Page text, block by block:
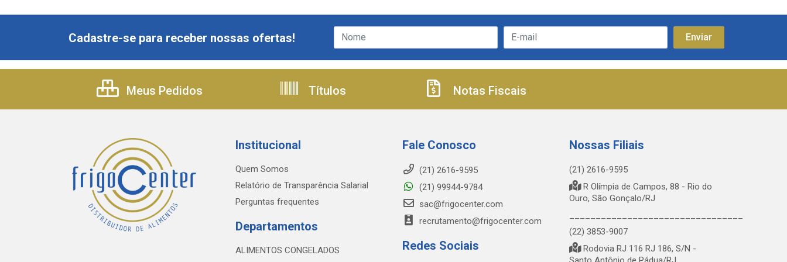
Cadastre-se para receber nossas ofertas!
Meus Pedidos Títulos Notas Fiscais
Institucional
Quem Somos
Relatório de Transparência Salarial
Perguntas frequentes
Departamentos
ALIMENTOS CONGELADOS
Fale Conosco
(21) 2616-9595
(21) 99944-9784
sac@frigocenter.com
recrutamento@frigocenter.com
Redes Sociais
Nossas Filiais
(21) 2616-9595
R Olímpia de Campos, 88 - Rio do
Ouro, São Gonçalo/RJ
(22) 3853-9007
Rodovia RJ 116 RJ 186, S/N -